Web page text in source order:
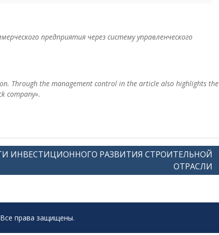
предприятия через систему управленческого
Through the management control in the article also highlights the
company».
ИНВЕСТИЦИОННОГО РАЗВИТИЯ СТРОИТЕЛЬНОЙ
ОТРАСЛИ
права защищены.